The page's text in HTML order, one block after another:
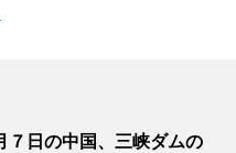
７日の中国、三峡ダムの